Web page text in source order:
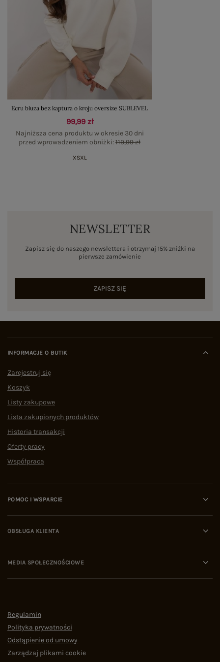
Ecru bluza bez kaptura o kroju oversize SUBLEVEL
99,99 zł
Najniższa cena produktu w okresie 30 dni
przed wprowadzeniem obniżki:119,99 zł
XSXL
NEWSLETTER
Zapisz się do naszego newslettera i otrzymaj 15% zniżki na
pierwsze zamówienie
ZAPISZ SIĘ
INFORMACJE O BUTIK
Zarejestruj się
Koszyk
Listy zakupowe
Lista zakupionych produktów
Historia transakcji
Oferty pracy
Współpraca
POMOC I WSPARCIE
OBSŁUGA KLIENTA
MEDIA SPOŁECZNOŚCIOWE
Regulamin
Polityka prywatności
Odstąpienie od umowy
Zarządzaj plikami cookie